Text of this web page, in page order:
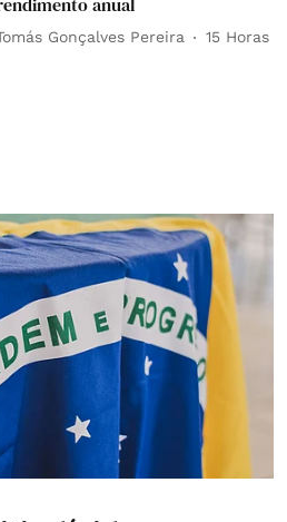
Gonçalves Pereira 15 Horas